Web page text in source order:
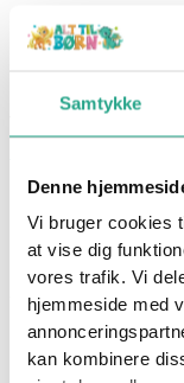
Samtykke
Denne
Vi bruger cookies
at vise dig
vores trafik. Vi
hjemmeside med
kan kombinere
429,95kr.
Beskrivelse
Spørg om
Dahlia er
fine blomster,
par fine briller med
Dahlia har nemlig